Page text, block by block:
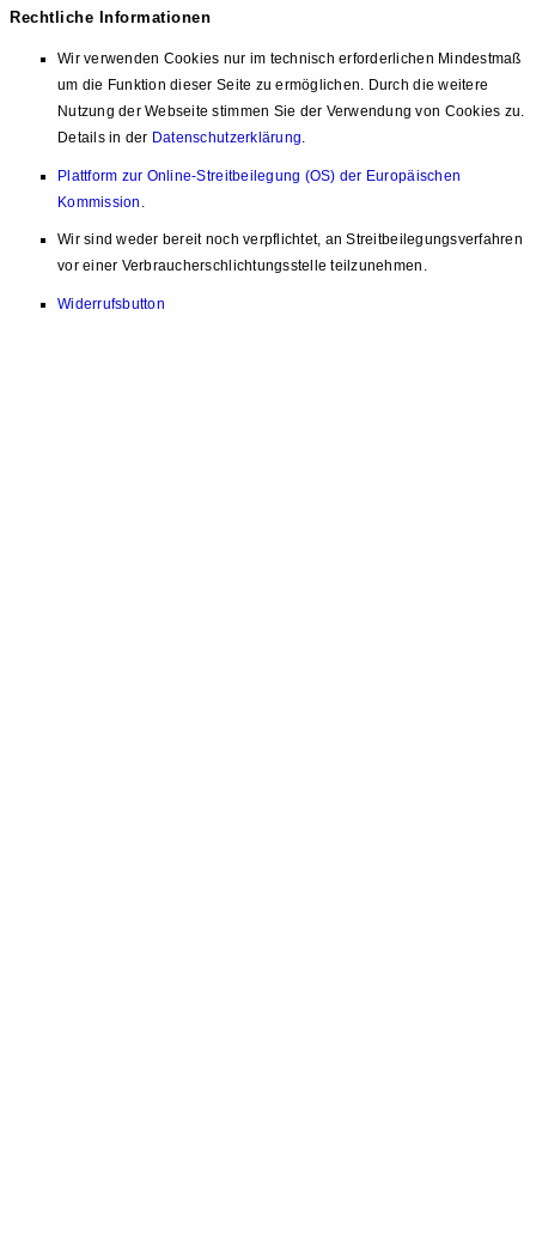
Rechtliche Informationen
Wir verwenden Cookies nur im technisch erforderlichen Mindestmaß
um die Funktion dieser Seite zu ermöglichen. Durch die weitere
Nutzung der Webseite stimmen Sie der Verwendung von Cookies zu.
Details in der Datenschutzerklärung.
Plattform zur Online-Streitbeilegung (OS) der Europäischen
Kommission
Wir sind weder bereit noch verpflichtet, an Streitbeilegungsverfahren
vor einer Verbraucherschlichtungsstelle teilzunehmen.
Widerrufsbutton